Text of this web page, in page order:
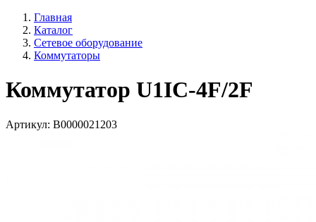
Главная
Каталог
Сетевое оборудование
Коммутаторы
Коммутатор U1IC-4F/2F
Артикул: В0000021203